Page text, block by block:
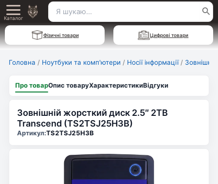
Перейти
до
вмісту
Main
Menu
Каталог
Пошук
для:
Фізичні товари Цифрові товари
Головна / Ноутбуки та комп'ютери / Носії інформації / Зовнішні
Про товарОпис товаруХарактеристикиВідгуки
Зовнішній жорсткий диск 2.5″ 2TB
Transcend (TS2TSJ25H3B)
Артикул:TS2TSJ25H3B